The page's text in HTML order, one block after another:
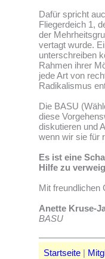
Dafür spricht
Fliegerdeich 1,
der
vertagt wurde.
unterschreiben
Rahmen ihrer
jede Art von
Radikalismus
Die BASU
diese
diskutieren und
wenn wir sie für
Es ist eine
Hilfe zu
Mit freundlichen
Anette Kruse-
BASU
Startseite |